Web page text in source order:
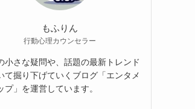
もふりん
行動心理カウンセラー
小さな疑問や、話題の最新トレンド
て掘り下げていくブログ「エンタメ
プ」を運営しています。